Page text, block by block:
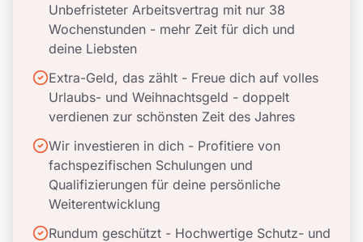
Unbefristeter Arbeitsvertrag mit nur 38
Wochenstunden - mehr Zeit für dich und
deine Liebsten
Extra-Geld, das zählt - Freue dich auf volles
Urlaubs- und Weihnachtsgeld - doppelt
verdienen zur schönsten Zeit des Jahres
Wir investieren in dich - Profitiere von
fachspezifischen Schulungen und
Qualifizierungen für deine persönliche
Weiterentwicklung
Rundum geschützt - Hochwertige Schutz- und